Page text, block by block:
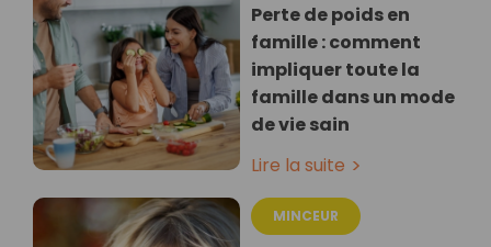
Perte de poids en
famille : comment
impliquer toute la
famille dans un mode
de vie sain
Lire la suite
MINCEUR